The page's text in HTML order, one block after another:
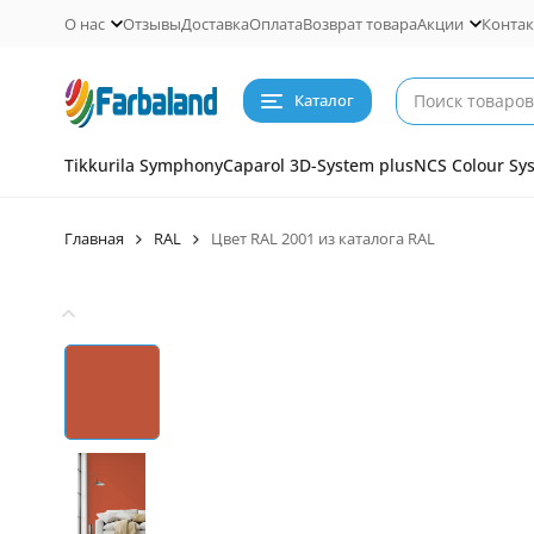
О нас ОтзывыДоставкаОплатаВозврат товараАкции
Каталог
Tikkurila SymphonyCaparol 3D-System plusNCS Colour
Главная RAL Цвет RAL 2001 из каталога RAL